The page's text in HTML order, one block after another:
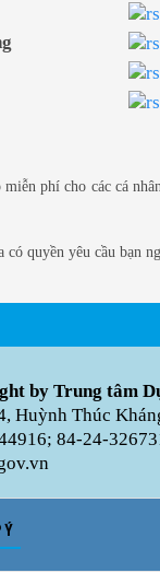
phí cho các cá
quyền yêu cầu bạn
by Trung tâm
Huỳnh Thúc
84-24-
Ý